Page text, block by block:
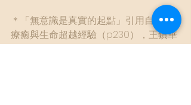
＊「無意識是真實的起點」引用自宗教
療癒與生命超越經驗（p230），王鎮華